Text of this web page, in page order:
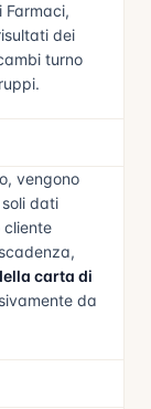
Farmaci,
dei
turno
vengono
soli dati
cliente
carta di
da